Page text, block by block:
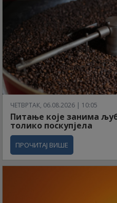
ЧЕТВРТАК, 06.08.2026 | 10:05
Питање које занима
толико поскупјела
ПРОЧИТАЈ ВИШЕ